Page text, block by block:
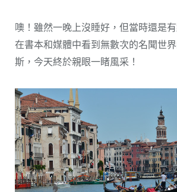
噢！雖然一晚上沒睡好，但當時還是
在書本和媒體中看到無數次的名聞世
斯，今天終於親眼一睹風采！